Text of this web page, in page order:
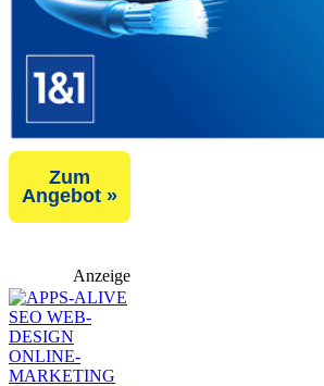
Zum
Angebot »
Anzeige